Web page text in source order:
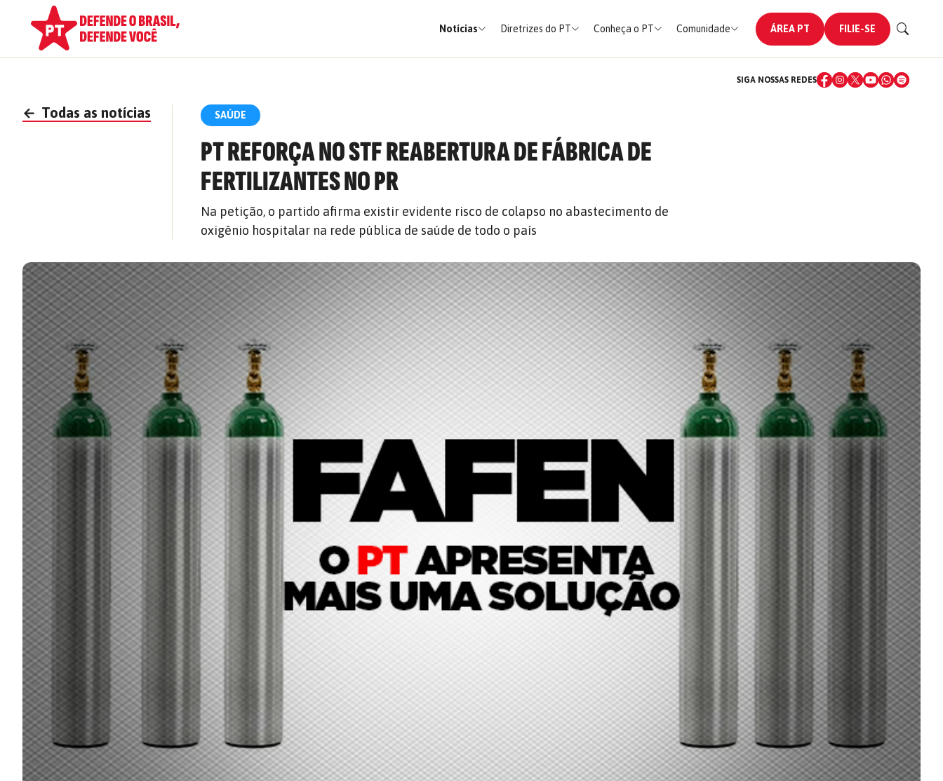
Notícias Diretrizes do PT Conheça o PT Comunidade ÁREA PT FILIE-SE
SIGA NOSSAS REDES
← Todas as notícias SAÚDE
PT REFORÇA NO STF REABERTURA DE FÁBRICA DE
FERTILIZANTES NO PR
Na petição, o partido afirma existir evidente risco de colapso no abastecimento de
oxigênio hospitalar na rede pública de saúde de todo o país